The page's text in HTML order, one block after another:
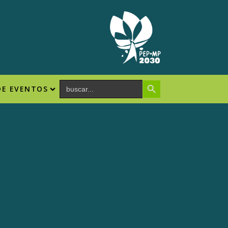
EVENTOS Search
for:
Search Button